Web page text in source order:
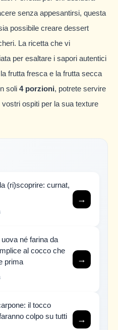
senza appesantirsi, questa
possibile creare dessert
La ricetta che vi
per esaltare i sapori autentici
frutta fresca e la frutta secca
soli 4 porzioni, potrete servire
ospiti per la sua texture
(ri)scoprire: curnat,
→
né farina da
al cocco che
prima
→
il tocco
colpo su tutti
→